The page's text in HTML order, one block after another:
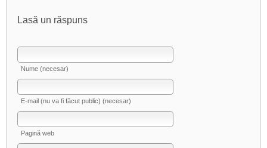
Lasă un răspuns
Nume (necesar)
E-mail (nu va fi făcut public) (necesar)
Pagină web